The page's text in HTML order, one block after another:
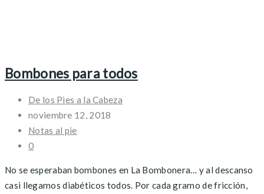
Bombones para todos
De los Pies a la Cabeza
noviembre 12, 2018
Notas al pie
0
No se esperaban bombones en La Bombonera… y al descanso
casi llegamos diabéticos todos. Por cada gramo de fricción,